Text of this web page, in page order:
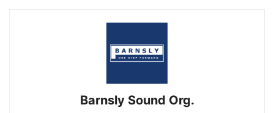
Barnsly Sound Org.